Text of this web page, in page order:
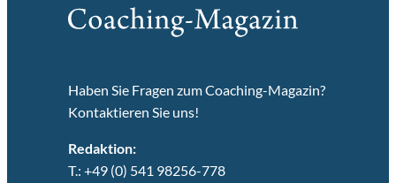
Haben Sie Fragen zum Coaching-Magazin?
Kontaktieren Sie uns!
Redaktion:
T.: +49 (0) 541 98256-778